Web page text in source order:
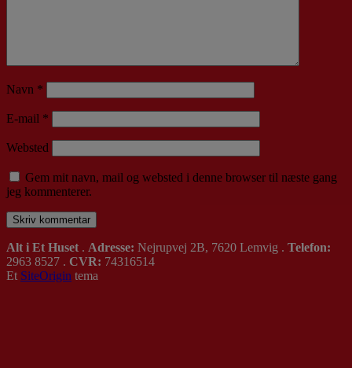
Navn *
E-mail *
Websted
Gem mit navn, mail og websted i denne browser til næste gang
jeg kommenterer.
Alt i Et Huset . Adresse: Nejrupvej 2B, 7620 Lemvig . Telefon:
2963 8527 . CVR: 74316514
Et SiteOrigin tema